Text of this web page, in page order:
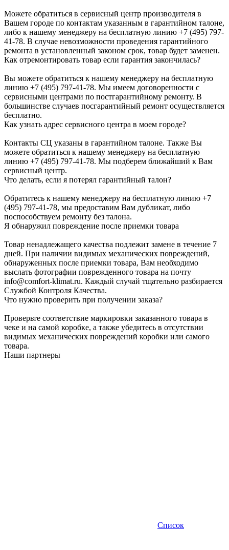
Можете обратиться в сервисный центр производителя в
Вашем городе по контактам указанным в гарантийном талоне,
либо к нашему менеджеру на бесплатную линию +7 (495) 797-
41-78. В случае невозможности проведения гарантийного
ремонта в установленный законом срок, товар будет заменен.
Как отремонтировать товар если гарантия закончилась?
Вы можете обратиться к нашему менеджеру на бесплатную
линию +7 (495) 797-41-78. Мы имеем договоренности с
сервисными центрами по постгарантийному ремонту. В
большинстве случаев посгарантийный ремонт осуществляется
бесплатно.
Как узнать адрес сервисного центра в моем городе?
Контакты СЦ указаны в гарантийном талоне. Также Вы
можете обратиться к нашему менеджеру на бесплатную
линию +7 (495) 797-41-78. Мы подберем ближайший к Вам
сервисный центр.
Что делать, если я потерял гарантийный талон?
Обратитесь к нашему менеджеру на бесплатную линию +7
(495) 797-41-78, мы предоставим Вам дубликат, либо
поспособствуем ремонту без талона.
Я обнаружил повреждение после приемки товара
Товар ненадлежащего качества подлежит замене в течение 7
дней. При наличии видимых механических повреждений,
обнаруженных после приемки товара, Вам необходимо
выслать фотографии поврежденного товара на почту
info@comfort-klimat.ru. Каждый случай тщательно разбирается
Службой Контроля Качества.
Что нужно проверить при получении заказа?
Проверьте соответствие маркировки заказанного товара в
чеке и на самой коробке, а также убедитесь в отсутствии
видимых механических повреждений коробки или самого
товара.
Наши партнеры
Список